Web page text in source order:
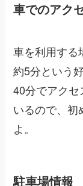
車でのアク
車を利用する
約5分という
40分でアク
いるので、初
よ。
駐車場情報